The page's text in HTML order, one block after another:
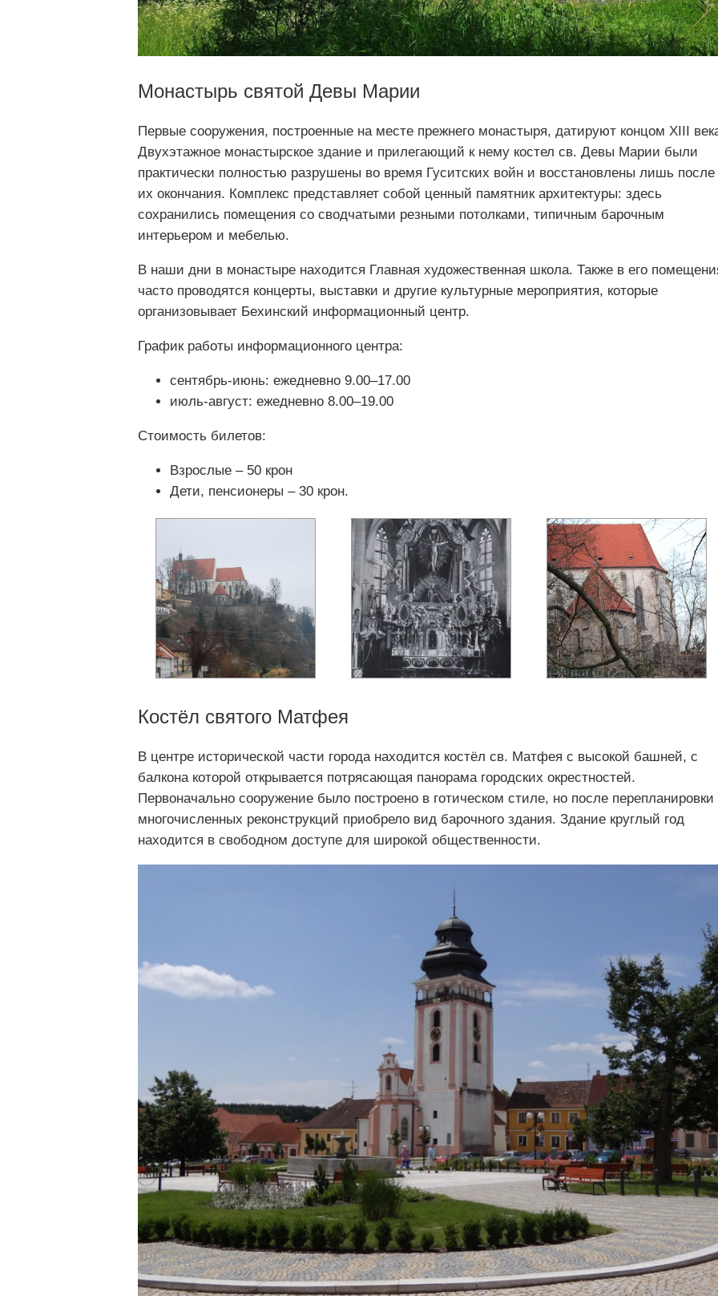
Монастырь святой Девы Марии
Первые сооружения, построенные на месте прежнего монастыря, датируют концом XIII
Двухэтажное монастырское здание и прилегающий к нему костел св. Девы Марии были
практически полностью разрушены во время Гуситских войн и восстановлены лишь после
их окончания. Комплекс представляет собой ценный памятник архитектуры: здесь
сохранились помещения со сводчатыми резными потолками, типичным барочным
интерьером и мебелью.
В наши дни в монастыре находится Главная художественная школа. Также в его
часто проводятся концерты, выставки и другие культурные мероприятия, которые
организовывает Бехинский информационный центр.
График работы информационного центра:
сентябрь-июнь: ежедневно 9.00–17.00
июль-август: ежедневно 8.00–19.00
Стоимость билетов:
Взрослые – 50 крон
Дети, пенсионеры – 30 крон.
Костёл святого Матфея
В центре исторической части города находится костёл св. Матфея с высокой башней, с
балкона которой открывается потрясающая панорама городских окрестностей.
Первоначально сооружение было построено в готическом стиле, но после перепланировки
многочисленных реконструкций приобрело вид барочного здания. Здание круглый год
находится в свободном доступе для широкой общественности.